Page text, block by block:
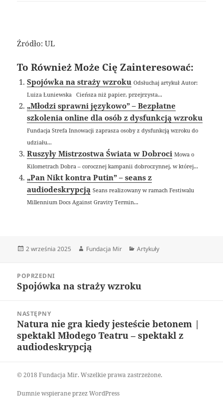
Źródło: UL
To Również Może Cię Zainteresować:
Spojówka na straży wzroku Odsłuchaj artykuł Autor:
Luiza Łuniewska Cieńsza niż papier, przejrzysta...
„Młodzi sprawni językowo” – Bezpłatne
szkolenia online dla osób z dysfunkcją wzroku
Fundacja Strefa Innowacji zaprasza osoby z dysfunkcją wzroku do
udziału...
Ruszyły Mistrzostwa Świata w Dobroci Mowa o
Kilometrach Dobra – corocznej kampanii dobroczynnej, w której...
„Pan Nikt kontra Putin” – seans z
audiodeskrypcją Seans realizowany w ramach Festiwalu
Millennium Docs Against Gravity Termin...
Data
2 września 2025 Autor
Fundacja Mir Kategorie
Artykuły
wpisuPOPRZEDNI
Poprzedni
Spojówka na straży wzroku
NASTĘPNY
Następny
wpis:
Natura nie gra kiedy jesteście betonem |
spektakl Młodego Teatru – spektakl z
audiodeskrypcją
© 2018 Fundacja Mir. Wszelkie prawa zastrzeżone.
Dumnie wspierane przez WordPress